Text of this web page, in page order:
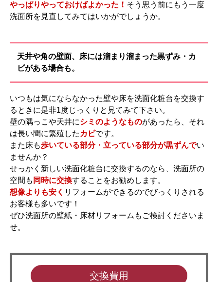
やっぱりやっておけばよかった！ そう思う前にもう一度
洗面所を見直してみてはいかがでしょうか。
天井や角の壁面、床には溜まり溜まった黒ずみ・カ
ビがある場合も。
いつもは気にならなかった壁や床を洗面化粧台を交換す
るときに是非1度じっくりと見てみて下さい。
壁の隅っこや天井にシミのようなものがあったら、それ
は長い間に繁殖した カビです。
また床も歩いている部分・立っている部分が黒ずんでい
ませんか？
せっかく新しい洗面化粧台に交換するのなら、洗面所の
空間も 同時に交換することをお勧めします。
想像よりも安く リフォームができるのでびっくりされる
お客様も多いです！
ぜひ洗面所の壁紙・床材リフォームもご検討くださいま
せ。
交換費用